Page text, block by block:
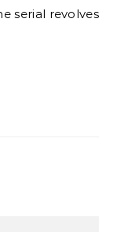
serial revolves